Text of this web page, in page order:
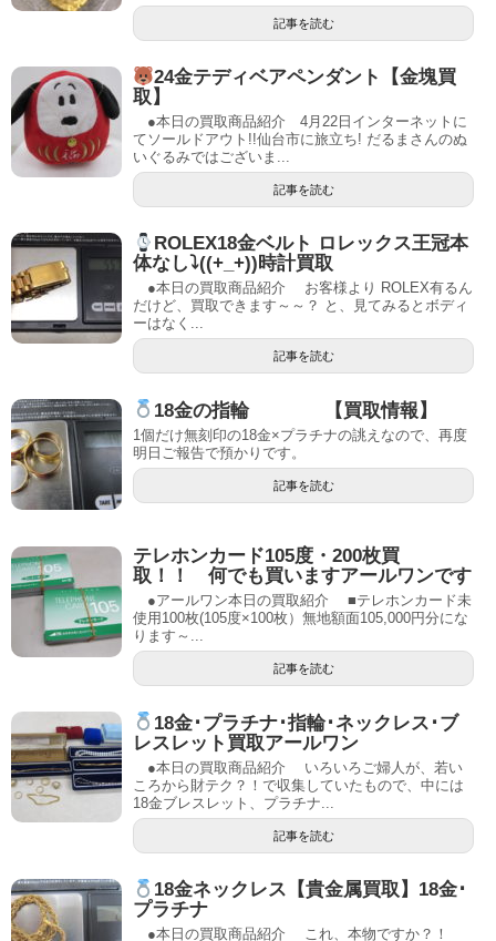
記事を読む
24金テディベアペンダント【金塊買
取】
●本日の買取商品紹介 4月22日インターネットに
てソールドアウト!!仙台市に旅立ち! だるまさんのぬ
いぐるみではございま...
記事を読む
ROLEX18金ベルト ロレックス王冠本
体なし⤵((+_+))時計買取
●本日の買取商品紹介 お客様より ROLEX有るん
だけど、買取できます～～？ と、見てみるとボディ
ーはなく...
記事を読む
18金の指輪 【買取情報】
1個だけ無刻印の18金×プラチナの誂えなので、再度
明日ご報告で預かりです。
記事を読む
テレホンカード105度・200枚買
取！！ 何でも買いますアールワンです
●アールワン本日の買取紹介 ■テレホンカード未
使用100枚(105度×100枚）無地額面105,000円分にな
ります～...
記事を読む
18金･プラチナ･指輪･ネックレス･ブ
レスレット買取アールワン
●本日の買取商品紹介 いろいろご婦人が、若い
ころから財テク？！で収集していたもので、中には
18金ブレスレット、プラチナ...
記事を読む
18金ネックレス【貴金属買取】18金･
プラチナ
●本日の買取商品紹介 これ、本物ですか？！